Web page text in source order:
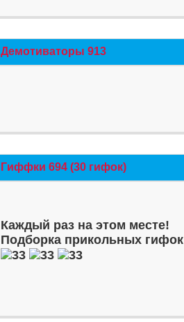
Демотиваторы 913
Гиффки 694 (30 гифок)
Каждый раз на этом месте!
Подборка прикольных гифок